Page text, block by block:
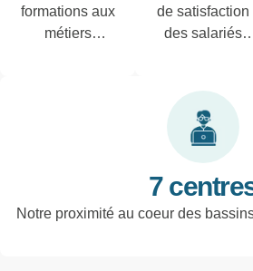
formations aux
métiers
de satisfaction
des salariés
7
Notre proximité au coeur des